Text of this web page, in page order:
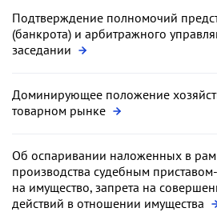
Подтверждение полномочий
(банкрота) и арбитражного
заседании
Доминирующее положение
товарном рынке
Об оспаривании наложенных в
производства судебным
на имущество, запрета на
действий в отношении имущества